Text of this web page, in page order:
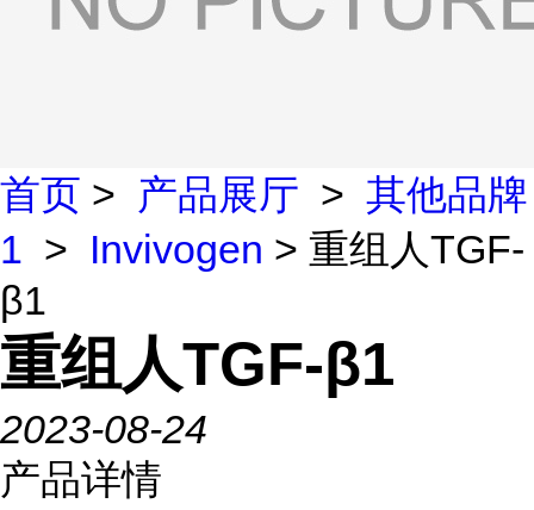
首页 > 产品展厅 > 其他品牌
1 > Invivogen > 重组人TGF-
β1
重组人TGF-β1
2023-08-24
产品详情